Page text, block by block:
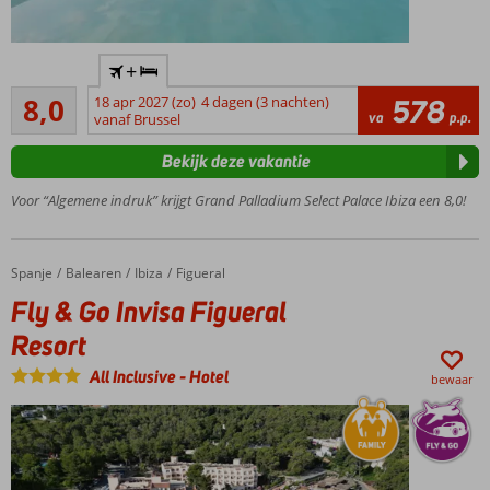
aan het
strand
Diverse
met
heerlijke
gerechten
animatie
voor
jong en
oud
8,0
Zeer goed
4
beoordelingen
+
18 apr 2027 (zo) 4 dagen (3 nachten)
vanaf Brussel
va 578 p.p.
Voor “Algemene indruk” krijgt Grand Palladium Select Palace Ibiza een 8,0!
Bekijk deze vakantie
Home
Spanje Balearen Ibiza Figueral
Fly & Go Invisa Figueral Resort
Fly & Go Invisa Figueral
Resort
All Inclusive-Hotel bewaar